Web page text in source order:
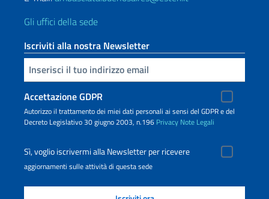
Gli uffici della sede
Iscriviti alla nostra Newsletter
Inserisci la tua email
Accettazione GDPR
Autorizzo il trattamento dei miei dati personali ai sensi del GDPR e del
Decreto Legislativo 30 giugno 2003, n.196 Privacy Note Legali
Sì, voglio iscrivermi alla Newsletter per ricevere
aggiornamenti sulle attività di questa sede